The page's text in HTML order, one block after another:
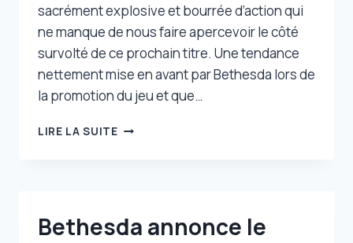
sacrément explosive et bourrée d’action qui
ne manque de nous faire apercevoir le côté
survolté de ce prochain titre. Une tendance
nettement mise en avant par Bethesda lors de
la promotion du jeu et que…
LIRE LA SUITERAGE
VIDÉO
Bethesda annonce le